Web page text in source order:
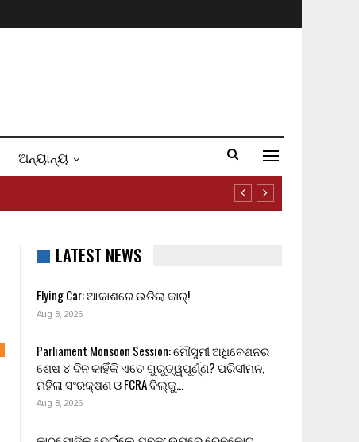
ଅନ୍ୟାନ୍ୟ
LATEST NEWS
Flying Car: ଆକାଶରେ ଉଡିଲା କାର୍!
Aug 8, 2026
Parliament Monsoon Session: ମୌସୁମୀ ଅଧିବେଶନର
ଶେଷ ୪ ଦିନ କାହିଁକି ଏତେ ଗୁରୁତ୍ୱପୂର୍ଣ୍ଣ? ପରିସୀମନ,
ମହିଳା ସଂରକ୍ଷଣ ଓ FCRA ବିଲ୍‌କୁ…
Aug 8, 2026